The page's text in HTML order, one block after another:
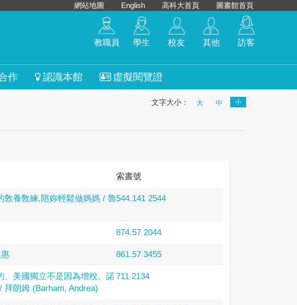
網站地圖 English 高科大首頁 圖書館首頁
教職員 學生 校友 其他 訪客
作 認識本館 虛擬閱覽證
文字大小： 大 中 小
索書號
敎養敎練,陪妳輕鬆做媽媽 / 魯544.141 2544
874.57 2044
861.57 3455
、美國獨立不是因為增稅、諾
朗姆 (Barham, Andrea)
711 2134